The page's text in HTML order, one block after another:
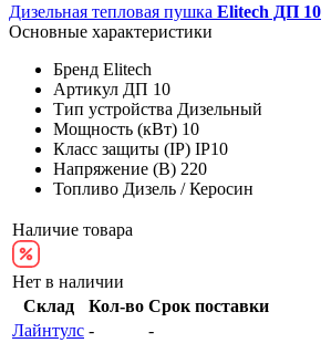
Дизельная тепловая пушка Elitech ДП 10
Основные характеристики
Бренд Elitech
Артикул ДП 10
Тип устройства Дизельный
Мощность (кВт) 10
Класс защиты (IP) IP10
Напряжение (В) 220
Топливо Дизель / Керосин
Наличие товара
Нет в наличии
Склад
Кол-во Срок поставки
Лайнтулс -
-